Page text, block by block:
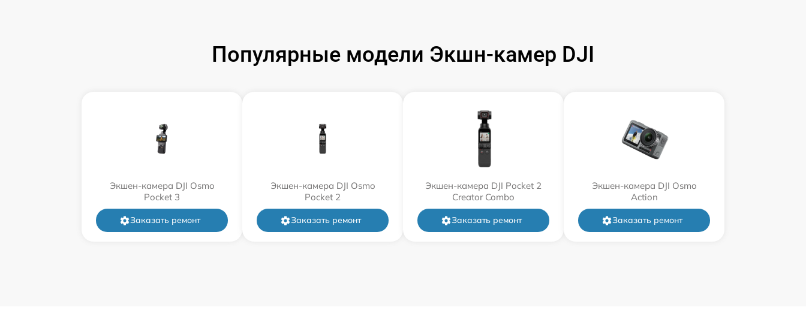
Популярные модели Экшн-камер DJI
Экшен-камера DJI Osmo
Pocket 3
Заказать ремонт
Экшен-камера DJI Osmo
Pocket 2
Заказать ремонт
Экшен-камера DJI Pocket 2
Creator Combo
Заказать ремонт
Экшен-камера DJI Osmo
Action
Заказать ремонт